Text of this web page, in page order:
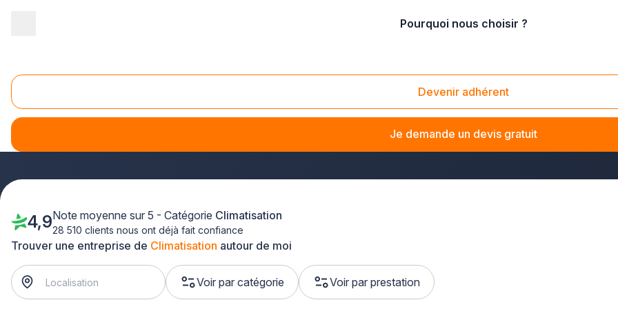
Pourquoi nous choisir ?
Devenir adhérent
Je demande un devis gratuit
Climatisation Lunéville (54300)
Vous recherchez un professionnel de laclimatisationà Lunéville ? La solution Plus que pro vous met en relation avec
vous pour tous vos projets d'installation et d'entretien. Que vous souhaitiez équiper votre logement ou votre local
tout le département de Meurthe-et-Moselle.
Trouver une entreprise de Climatisation autour de moi
Voir par catégorie Voir par prestation
4,9Note moyenne sur 5 - Catégorie Climatisation
28 510 clients nous ont déjà fait confiance